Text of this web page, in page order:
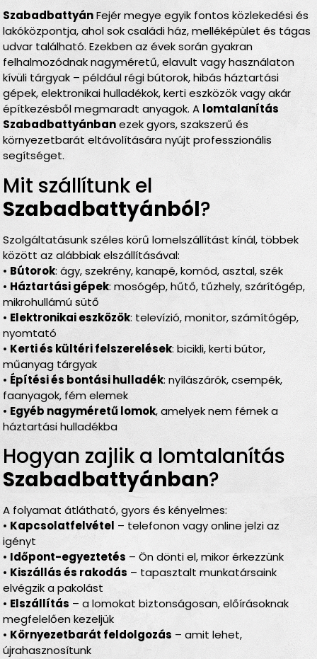
SzabadbattyánFejér megye egyik fontos közlekedési és
lakóközpontja, ahol sok családi ház, melléképület és tágas
udvar található. Ezekben az évek során gyakran
felhalmozódnak nagyméretű, elavult vagy használaton
kívüli tárgyak – például régi bútorok, hibás háztartási
gépek, elektronikai hulladékok, kerti eszközök vagy akár
építkezésből megmaradt anyagok. A lomtalanítás
Szabadbattyánbanezek gyors, szakszerű és
környezetbarát eltávolítására nyújt professzionális
segítséget.
Mit szállítunk el
Szabadbattyánból?
Szolgáltatásunk széles körű lomelszállítást kínál, többek
között az alábbiak elszállításával:
• Bútorok: ágy, szekrény, kanapé, komód, asztal, szék
• Háztartási gépek: mosógép, hűtő, tűzhely, szárítógép,
mikrohullámú sütő
• Elektronikai eszközök: televízió, monitor, számítógép,
nyomtató
• Kerti és kültéri felszerelések: bicikli, kerti bútor,
műanyag tárgyak
• Építési és bontási hulladék: nyílászárók, csempék,
faanyagok, fém elemek
• Egyéb nagyméretű lomok, amelyek nem férnek a
háztartási hulladékba
Hogyan zajlik a lomtalanítás
Szabadbattyánban?
A folyamat átlátható, gyors és kényelmes:
• Kapcsolatfelvétel – telefonon vagy online jelzi az
igényt
• Időpont-egyeztetés – Ön dönti el, mikor érkezzünk
• Kiszállás és rakodás – tapasztalt munkatársaink
elvégzik a pakolást
• Elszállítás – a lomokat biztonságosan, előírásoknak
megfelelően kezeljük
• Környezetbarát feldolgozás – amit lehet,
újrahasznosítunk